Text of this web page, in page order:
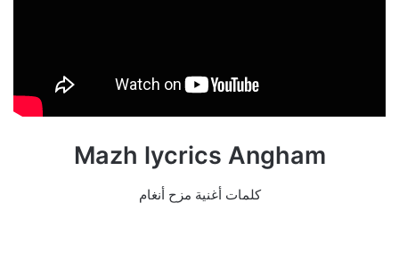
Mazh lycrics Angham
كلمات أغنية مزح أنغام